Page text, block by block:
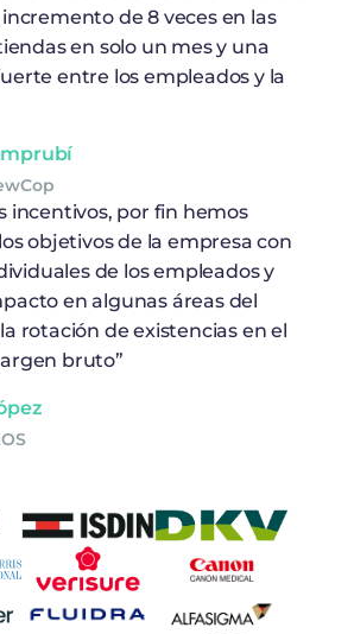
de 8 veces en las
en solo un mes y una
entre los empleados y la
incentivos, por fin hemos
objetivos de la empresa con
de los empleados y
en algunas áreas del
rotación de existencias en el
bruto”